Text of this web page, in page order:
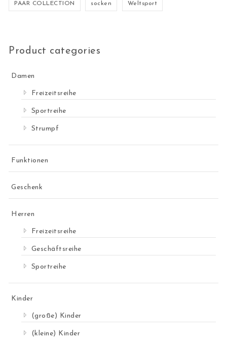
PAAR COLLECTION socken Weltsport
Product categories
Damen
Freizeitsreihe
Sportreihe
Strumpf
Funktionen
Geschenk
Herren
Freizeitsreihe
Geschäftsreihe
Sportreihe
Kinder
(große) Kinder
(kleine) Kinder